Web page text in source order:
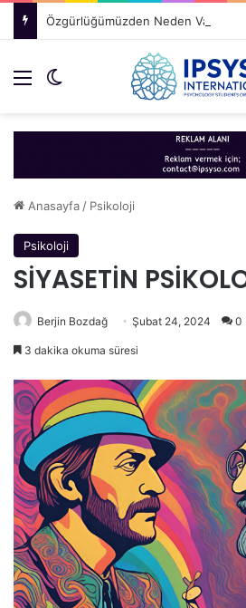
Özgürlüğümüzden Neden
Menü Dış görünümü değiştir
Anasayfa / Psikoloji
Psikoloji
SİYASETİN
Berjin Bozdağ Şubat 24, 2024 0
3 dakika okuma süresi